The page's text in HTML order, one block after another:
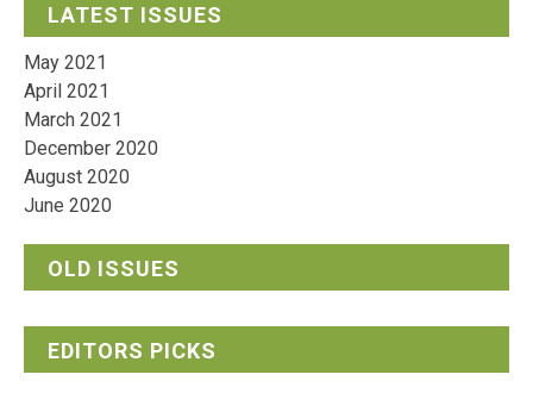
LATEST ISSUES
May 2021
April 2021
March 2021
December 2020
August 2020
June 2020
OLD ISSUES
EDITORS PICKS